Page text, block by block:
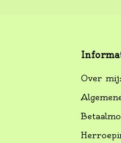
Over